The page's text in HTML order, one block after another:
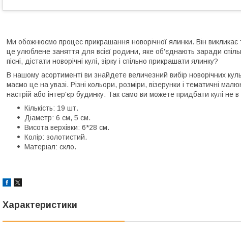
Ми обожнюємо процес прикрашання новорічної ялинки. Він викликає
це улюблене заняття для всієї родини, яке об'єднають заради
пісні, дістати новорічні кулі, зірку і спільно прикрашати ялинку?
В нашому асортименті ви знайдете величезний вибір новорічних
маємо це на увазі. Різні кольори, розміри, візерунки і тематичні
настрій або інтер'єр будинку. Так само ви можете придбати кулі не
Кількість: 19 шт.
Діаметр: 6 см, 5 см.
Висота верхівки: 6*28 см.
Колір: золотистий.
Матеріал: скло.
Характеристики